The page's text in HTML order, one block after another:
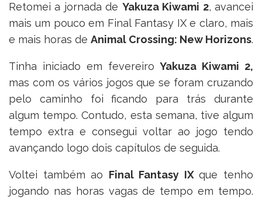
Retomei a jornada de Yakuza Kiwami 2, avancei
mais um pouco em Final Fantasy IX e claro, mais
e mais horas de Animal Crossing: New Horizons.
Tinha iniciado em fevereiroYakuza Kiwami 2,
mas com os vários jogos que se foram cruzando
pelo caminho foi ficando para trás durante
algum tempo. Contudo, esta semana, tive algum
tempo extra e consegui voltar ao jogo tendo
avançando logo dois capítulos de seguida.
Voltei também ao Final Fantasy IXque tenho
jogando nas horas vagas de tempo em tempo.